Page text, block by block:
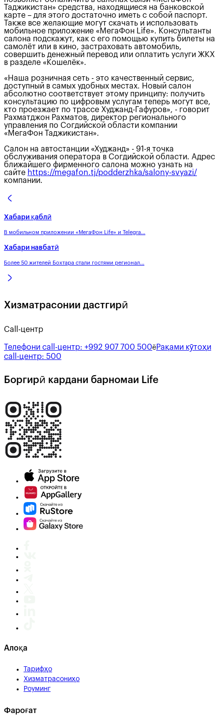
Таджикистан» средства, находящиеся на банковской
карте – для этого достаточно иметь с собой паспорт.
Также все желающие могут скачать и использовать
мобильное приложение «МегаФон Life». Консультанты
салона подскажут, как с его помощью купить билеты на
самолёт или в кино, застраховать автомобиль,
совершить денежный перевод или оплатить услуги ЖКХ
в разделе «Кошелёк».
«Наша розничная сеть - это качественный сервис,
доступный в самых удобных местах. Новый салон
абсолютно соответствует этому принципу: получить
консультацию по цифровым услугам теперь могут все,
кто проезжает по трассе Худжанд-Гафуров», - говорит
Рахматджон Рахматов, директор регионального
управления по Согдийской области компании
«МегаФон Таджикистан».
Салон на автостанции «Худжанд» - 91-я точка
обслуживания оператора в Согдийской области. Адрес
ближайшего фирменного салона можно узнать на
сайте https://megafon.tj/podderzhka/salony-svyazi/
компании.
Хабари қаблӣ
В мобильном приложении «МегаФон Life» и Telegra...
Хабари навбатӣ
Более 50 жителей Бохтара стали гостями регионал...
Хизматрасонии дастгирӣ
Call-центр
Телефони call-центр: +992 907 700 500ёРақами кӯтоҳи
call-центр: 500
Боргирӣ кардани барномаи Life
Алоқа
Тарифҳо
Хизматрасониҳо
Роуминг
Фароғат